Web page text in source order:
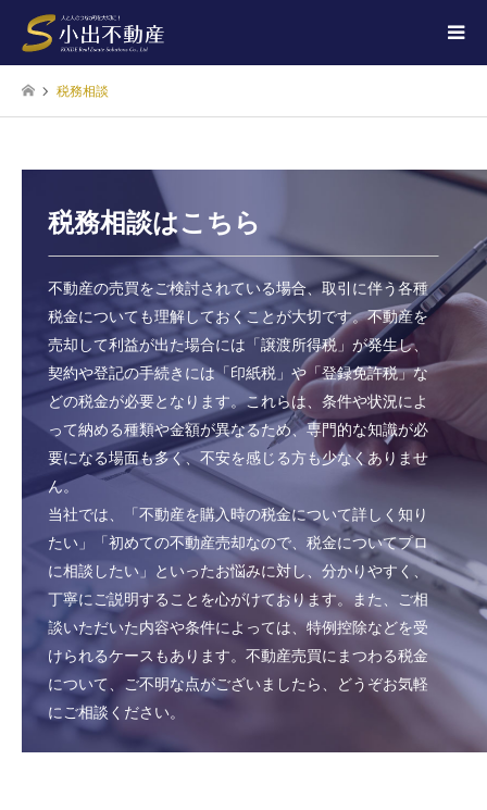
税務相談
税務相談はこちら
不動産の売買をご検討されている場合、取引に伴う各種
税金についても理解しておくことが大切です。不動産を
売却して利益が出た場合には「譲渡所得税」が発生し、
契約や登記の手続きには「印紙税」や「登録免許税」な
どの税金が必要となります。これらは、条件や状況によ
って納める種類や金額が異なるため、専門的な知識が必
要になる場面も多く、不安を感じる方も少なくありませ
ん。
当社では、「不動産を購入時の税金について詳しく知り
たい」「初めての不動産売却なので、税金についてプロ
に相談したい」といったお悩みに対し、分かりやすく、
丁寧にご説明することを心がけております。また、ご相
談いただいた内容や条件によっては、特例控除などを受
けられるケースもあります。不動産売買にまつわる税金
について、ご不明な点がございましたら、どうぞお気軽
にご相談ください。